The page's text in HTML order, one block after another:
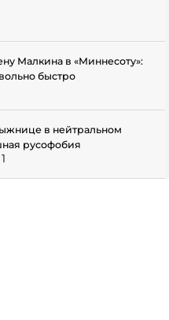
Малкина в «Миннесоту»:
быстро
в нейтральном
русофобия
1